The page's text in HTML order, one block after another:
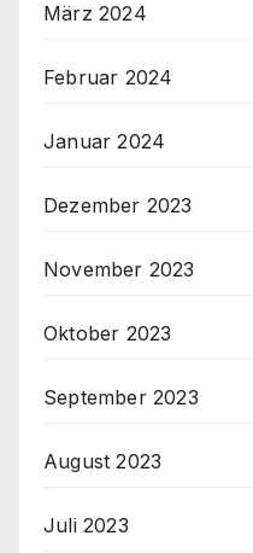
März 2024
Februar 2024
Januar 2024
Dezember 2023
November 2023
Oktober 2023
September 2023
August 2023
Juli 2023